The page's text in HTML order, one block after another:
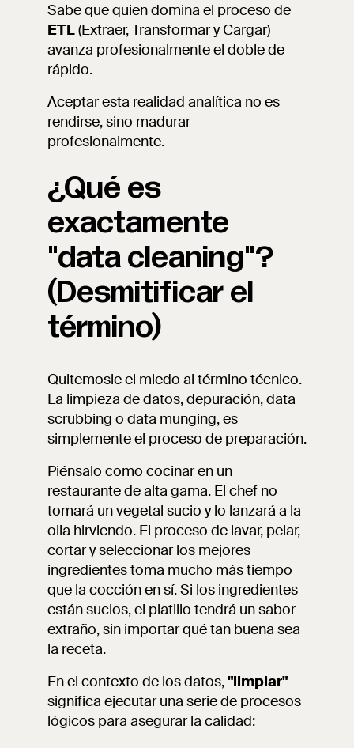
Sabe que quien domina el proceso de
ETL(Extraer, Transformar y Cargar)
avanza profesionalmente el doble de
rápido.
Aceptar esta realidad analítica no es
rendirse, sino madurar
profesionalmente.
¿Qué es
exactamente
"data cleaning"?
(Desmitificar el
término)
Quitemosle el miedo al término técnico.
La limpieza de datos, depuración, data
scrubbing o data munging, es
simplemente el proceso de preparación.
Piénsalo como cocinar en un
restaurante de alta gama. El chef no
tomará un vegetal sucio y lo lanzará a la
olla hirviendo. El proceso de lavar, pelar,
cortar y seleccionar los mejores
ingredientes toma mucho más tiempo
que la cocción en sí. Si los ingredientes
están sucios, el platillo tendrá un sabor
extraño, sin importar qué tan buena sea
la receta.
En el contexto de los datos,"limpiar"
significa ejecutar una serie de procesos
lógicos para asegurar la calidad: